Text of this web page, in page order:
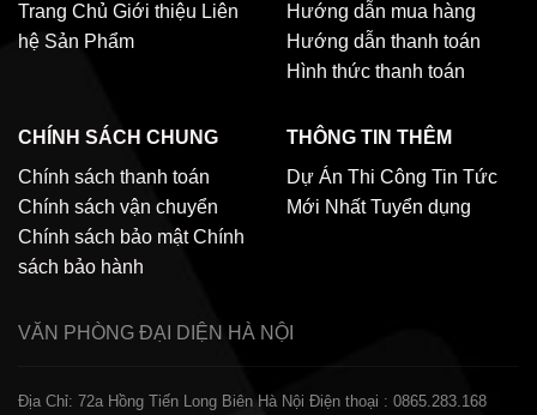
Trang Chủ Giới thiệu Liên
hệ Sản Phẩm
Hướng dẫn mua hàng
Hướng dẫn thanh toán
Hình thức thanh toán
CHÍNH SÁCH CHUNG
Chính sách thanh toán
Chính sách vận chuyển
Chính sách bảo mật Chính
sách bảo hành
THÔNG TIN THÊM
Dự Án Thi Công Tin Tức
Mới Nhất Tuyển dụng
VĂN PHÒNG ĐẠI DIỆN HÀ NỘI
Địa Chỉ: 72a Hồng Tiến Long Biên Hà Nội Điện thoại : 0865.283.168